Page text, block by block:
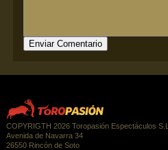
COPYRIGTH 2026 Toropasión Espectáculos S.L.
Avenida de Navarra 34
26550 Rincón de Soto